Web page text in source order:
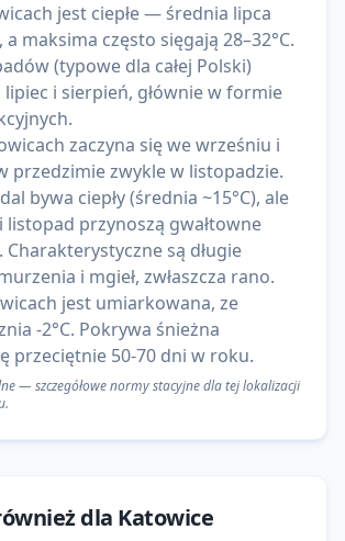
jest ciepłe — średnia lipca
a maksima często sięgają 28–32°C.
(typowe dla całej Polski)
i sierpień, głównie w formie
zaczyna się we wrześniu i
przedzimie zwykle w listopadzie.
bywa ciepły (średnia ~15°C), ale
listopad przynoszą gwałtowne
Charakterystyczne są długie
i mgieł, zwłaszcza rano.
jest umiarkowana, ze
-2°C. Pokrywa śnieżna
przeciętnie 50-70 dni w roku.
— szczegółowe normy stacyjne dla tej lokalizacji
dla Katowice